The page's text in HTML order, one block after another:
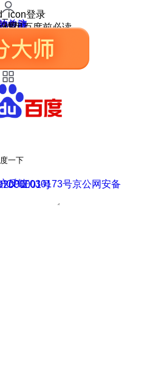
登录
关注
收藏
中心
反馈
置用百度前必读
一下
反馈
ICP证030173号
号